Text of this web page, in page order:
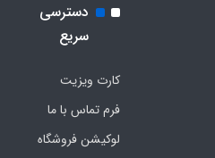
دسترسی
سریع
کارت ویزیت
فرم تماس با ما
لوکیشن فروشگاه